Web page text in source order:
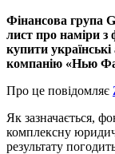
Фінансова група
лист про наміри
купити
компанію «Нью
Про це повідомляє
Як зазначається,
комплексну
результату